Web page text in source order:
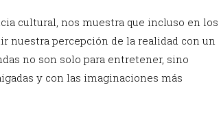
cultural, nos muestra que incluso en los
nuestra percepción de la realidad con un
no son solo para entretener, sino
y con las imaginaciones más